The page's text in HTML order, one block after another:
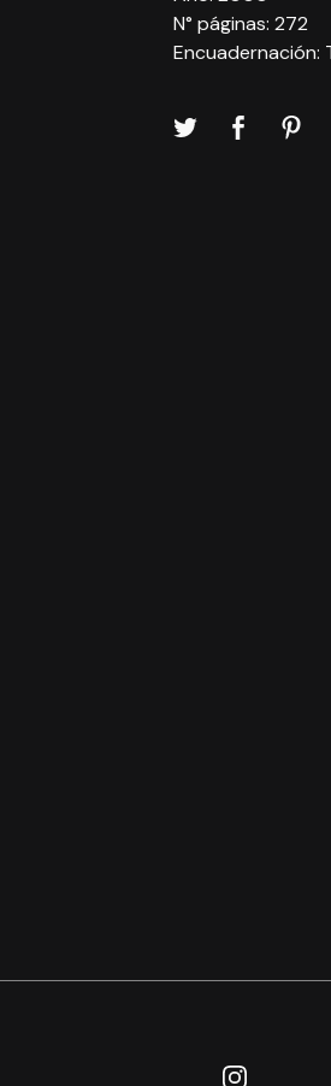
N° páginas: 272
Encuadernación: